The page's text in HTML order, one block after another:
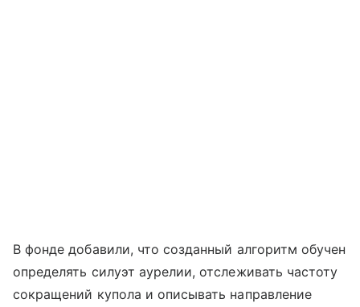
В фонде добавили, что созданный алгоритм обучен
определять силуэт аурелии, отслеживать частоту
сокращений купола и описывать направление